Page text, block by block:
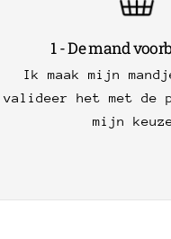
1 - De mand
Ik maak mijn
valideer het met de
mijn